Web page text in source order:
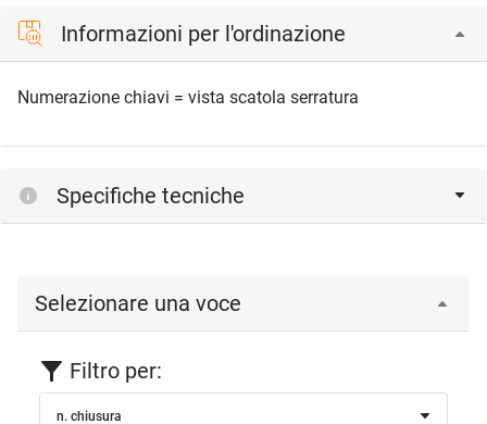
Informazioni per l'ordinazione
Numerazione chiavi = vista scatola serratura
Specifiche tecniche
Selezionare una voce
Filtro per:
n. chiusura